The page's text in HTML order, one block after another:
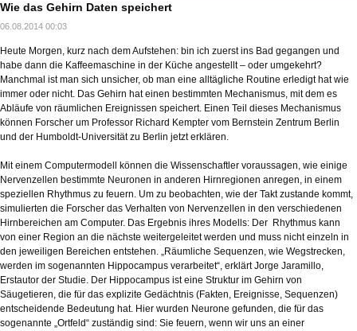
Wie das Gehirn Daten speichert
06.08.2014 00:03
Heute Morgen, kurz nach dem Aufstehen: bin ich zuerst ins Bad gegangen und
habe dann die Kaffeemaschine in der Küche angestellt – oder umgekehrt?
Manchmal ist man sich unsicher, ob man eine alltägliche Routine erledigt hat wie
immer oder nicht. Das Gehirn hat einen bestimmten Mechanismus, mit dem es
Abläufe von räumlichen Ereignissen speichert. Einen Teil dieses Mechanismus
können Forscher um Professor Richard Kempter vom Bernstein Zentrum Berlin
und der Humboldt-Universität zu Berlin jetzt erklären.
Mit einem Computermodell können die Wissenschaftler voraussagen, wie einige
Nervenzellen bestimmte Neuronen in anderen Hirnregionen anregen, in einem
speziellen Rhythmus zu feuern. Um zu beobachten, wie der Takt zustande kommt,
simulierten die Forscher das Verhalten von Nervenzellen in den verschiedenen
Hirnbereichen am Computer. Das Ergebnis ihres Modells: Der Rhythmus kann
von einer Region an die nächste weitergeleitet werden und muss nicht einzeln in
den jeweiligen Bereichen entstehen. „Räumliche Sequenzen, wie Wegstrecken,
werden im sogenannten Hippocampus verarbeitet“, erklärt Jorge Jaramillo,
Erstautor der Studie. Der Hippocampus ist eine Struktur im Gehirn von
Säugetieren, die für das explizite Gedächtnis (Fakten, Ereignisse, Sequenzen)
entscheidende Bedeutung hat. Hier wurden Neurone gefunden, die für das
sogenannte „Ortfeld“ zuständig sind: Sie feuern, wenn wir uns an einer